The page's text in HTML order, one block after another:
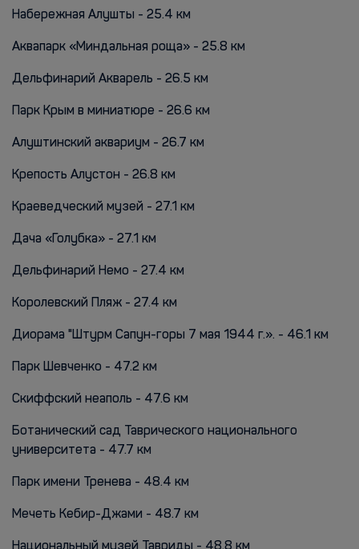
Набережная Алушты - 25.4 км
Аквапарк «Миндальная роща» - 25.8 км
Дельфинарий Акварель - 26.5 км
Парк Крым в миниатюре - 26.6 км
Алуштинский аквариум - 26.7 км
Крепость Алустон - 26.8 км
Краеведческий музей - 27.1 км
Дача «Голубка» - 27.1 км
Дельфинарий Немо - 27.4 км
Королевский Пляж - 27.4 км
Диорама "Штурм Сапун-горы 7 мая 1944 г.». - 46.1 км
Парк Шевченко - 47.2 км
Скиффский неаполь - 47.6 км
Ботанический сад Таврического национального
университета - 47.7 км
Парк имени Тренева - 48.4 км
Мечеть Кебир-Джами - 48.7 км